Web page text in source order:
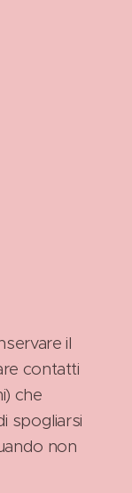
il
contatti
che
spogliarsi
non